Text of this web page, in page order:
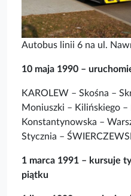
Autobus linii 6 na ul.
10 maja 1990 –
KAROLEW – Skośna –
Moniuszki – Kilińskiego
Konstantynowska –
Stycznia –
1 marca 1991 – kursuje
piątku